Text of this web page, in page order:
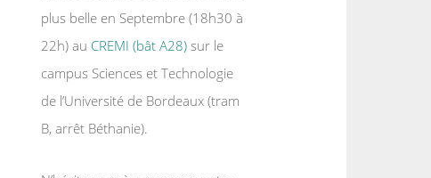
plus belle en Septembre (18h30 à
22h) au CREMI (bât A28) sur le
campus Sciences et Technologie
de l’Université de Bordeaux (tram
B, arrêt Béthanie).